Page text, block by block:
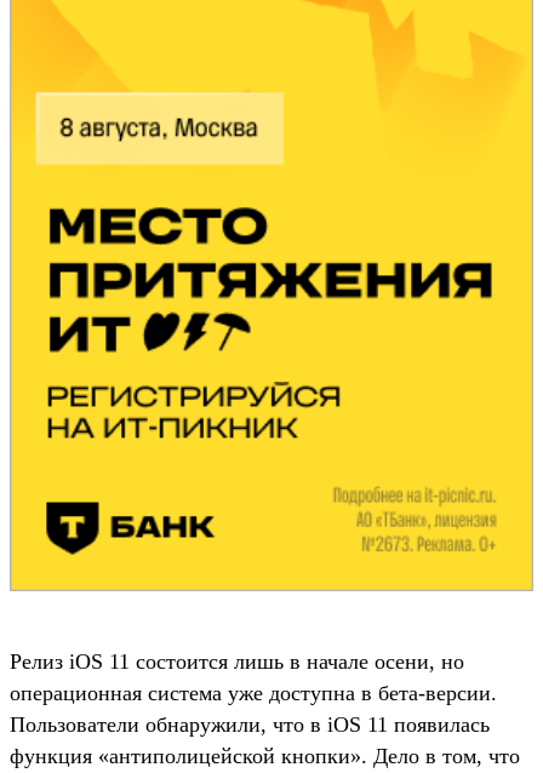
Релиз iOS 11 состоится лишь в начале осени, но
операционная система уже доступна в бета-версии.
Пользователи обнаружили, что в iOS 11 появилась
функция «антиполицейской кнопки». Дело в том, что